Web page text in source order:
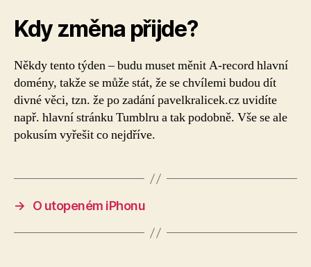
Kdy změna přijde?
Někdy tento týden – budu muset měnit A-record hlavní
domény, takže se může stát, že se chvílemi budou dít
divné věci, tzn. že po zadání pavelkralicek.cz uvidíte
např. hlavní stránku Tumblru a tak podobně. Vše se ale
pokusím vyřešit co nejdříve.
→ O utopeném iPhonu